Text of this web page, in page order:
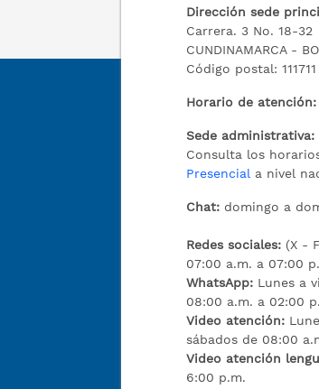
Dirección sede
Carrera. 3 No. 18-32
CUNDINAMARCA -
Código postal: 111711
Horario de atención:
Sede administrativa:
Consulta los
Presencial a nivel
Chat: domingo a
Redes sociales: (X -
07:00 a.m. a 07:00
WhatsApp: Lunes a
08:00 a.m. a 02:00
Video atención:
sábados de 08:00
Video atención
6:00 p.m.